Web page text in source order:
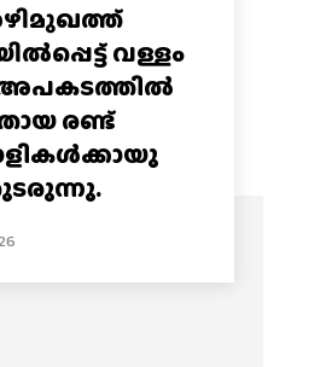
വള്ളം
രണ്ട്